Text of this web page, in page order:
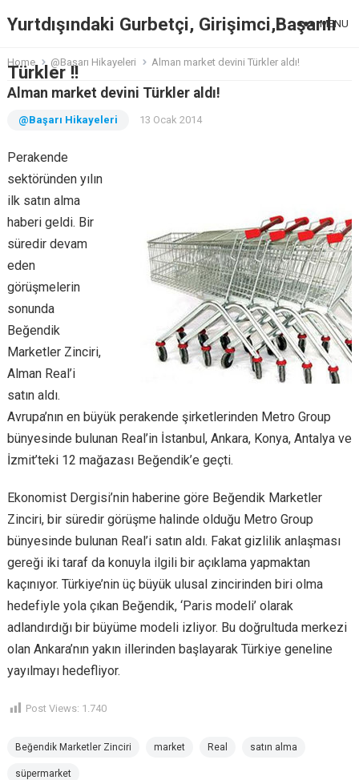
Yurtdışındaki Gurbetçi, Girişimci,Başarılı
Türkler !!
MENU
Home @Başarı Hikayeleri Alman market devini Türkler aldı!
Alman market devini Türkler aldı!
@Başarı Hikayeleri 13 Ocak 2014
Perakende
sektöründen yılın
ilk satın alma
haberi geldi. Bir
süredir devam
eden
görüşmelerin
sonunda
Beğendik
Marketler Zinciri,
Alman Real’i
satın aldı.
Avrupa’nın en büyük perakende şirketlerinden Metro Group
bünyesinde bulunan Real’in İstanbul, Ankara, Konya, Antalya ve
İzmit’teki 12 mağazası Beğendik’e geçti.
Ekonomist Dergisi’nin haberine göre Beğendik Marketler
Zinciri, bir süredir görüşme halinde olduğu Metro Group
bünyesinde bulunan Real’i satın aldı. Fakat gizlilik anlaşması
gereği iki taraf da konuyla ilgili bir açıklama yapmaktan
kaçınıyor. Türkiye’nin üç büyük ulusal zincirinden biri olma
hedefiyle yola çıkan Beğendik, ‘Paris modeli’ olarak
adlandırdığı bir büyüme modeli izliyor. Bu doğrultuda merkezi
olan Ankara’nın yakın illerinden başlayarak Türkiye geneline
yayılmayı hedefliyor.
Post Views: 1.740
Beğendik Marketler Zinciri market Real satın alma
süpermarket